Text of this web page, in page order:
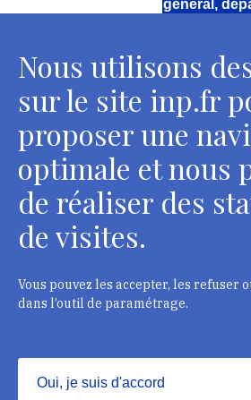
Direction, secrétariat général,
2 rue Vivienne - 75002 Paris
Tél. : + 33 1 44 41 16 41
Contacts
Département des restaurateurs
124 rue Henri Barbusse - 93300
Contacts
Nous utilisons
sur le site inp.fr
proposer une
optimale et nous
de réaliser des
de visites.
Vous pouvez les accepter, les refuser
dans l’outil de paramétrage.
Oui, je suis d'accord